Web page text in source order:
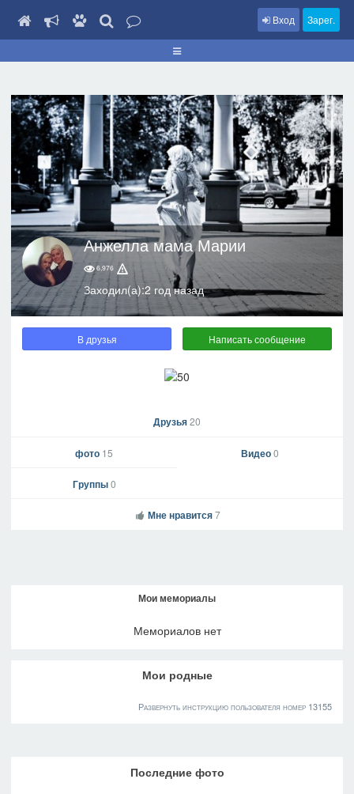
Вход Зарег.
Анжелла мама Марии
6,976
Заходил(а):2 год назад
В друзья Написать сообщение
Друзья20
фото 15 Видео0
Группы0
Мне нравится 7
Мои мемориалы
Мемориалов нет
Мои родные
Развернуть инструкцию пользователя номер 13155
Последние фото